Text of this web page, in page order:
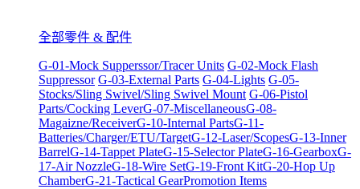
全部零件 & 配件
G-01-Mock Supperssor/Tracer Units G-02-Mock Flash
Suppressor G-03-External Parts G-04-Lights G-05-
Stocks/Sling Swivel/Sling Swivel Mount G-06-Pistol
Parts/Cocking LeverG-07-MiscellaneousG-08-
Magaizne/ReceiverG-10-Internal PartsG-11-
Batteries/Charger/ETU/TargetG-12-Laser/ScopesG-13-Inner
BarrelG-14-Tappet PlateG-15-Selector PlateG-16-GearboxG-
17-Air NozzleG-18-Wire SetG-19-Front KitG-20-Hop Up
ChamberG-21-Tactical GearPromotion Items